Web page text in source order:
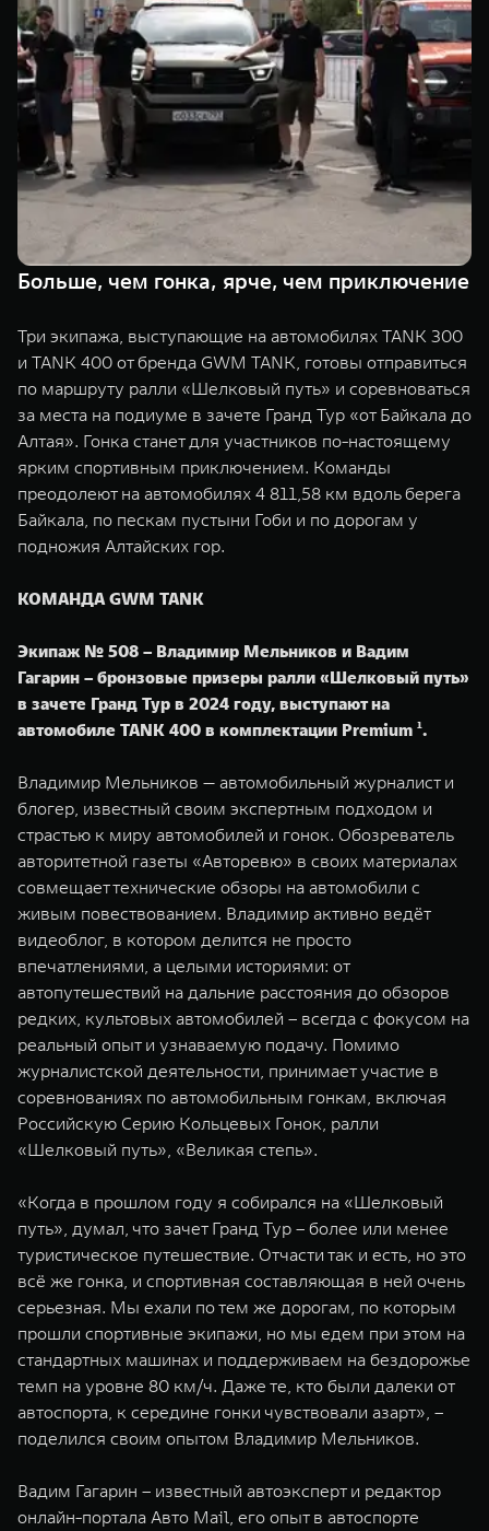
TANK 500
Веди за собой
от 6 499 000 ₽
TANK 700
Сила
от 10 199
WEY 07
Расширяя границы комфорта
от 6 149 000 ₽
WEY 05
Эстетика
WEY 80
Масштаб возможностей
от 6 449 000 ₽
WEY 80
Масштаб
от 8 099
TANK Финансы
Корпоративным клиентам
TANK ФИНАНСЫ
TANK Кредит
TANK Лизинг
TANK Страхование
Сервис
Специальные предложения
Моторные масла
ЦИФРОВЫЕ СЕРВИСЫ TANK
Цифровые сервисы TANK
Подписки
Больше, чем гонка, ярче, чем приключение
Три экипажа, выступающие на автомобилях TANK 300
и TANK 400 от бренда GWM TANK, готовы отправиться
по маршруту ралли «Шелковый путь» и соревноваться
за места на подиуме в зачете Гранд Тур «от Байкала до
Алтая». Гонка станет для участников по-настоящему
ярким спортивным приключением. Команды
преодолеют на автомобилях 4 811,58 км вдоль берега
Байкала, по пескам пустыни Гоби и по дорогам у
подножия Алтайских гор.
КОМАНДА GWM TANK
Экипаж № 508 – Владимир Мельников и Вадим
Гагарин – бронзовые призеры ралли «Шелковый путь»
в зачете Гранд Тур в 2024 году, выступают на
автомобиле TANK 400 в комплектации Premium ¹.
Владимир Мельников — автомобильный журналист и
блогер, известный своим экспертным подходом и
страстью к миру автомобилей и гонок. Обозреватель
авторитетной газеты «Авторевю» в своих материалах
совмещает технические обзоры на автомобили с
живым повествованием. Владимир активно ведёт
видеоблог, в котором делится не просто
впечатлениями, а целыми историями: от
автопутешествий на дальние расстояния до обзоров
редких, культовых автомобилей – всегда с фокусом на
реальный опыт и узнаваемую подачу. Помимо
журналистской деятельности, принимает участие в
соревнованиях по автомобильным гонкам, включая
Российскую Серию Кольцевых Гонок, ралли
«Шелковый путь», «Великая степь».
«Когда в прошлом году я собирался на «Шелковый
путь», думал, что зачет Гранд Тур – более или менее
туристическое путешествие. Отчасти так и есть, но это
всё же гонка, и спортивная составляющая в ней очень
серьезная. Мы ехали по тем же дорогам, по которым
прошли спортивные экипажи, но мы едем при этом на
стандартных машинах и поддерживаем на бездорожье
темп на уровне 80 км/ч. Даже те, кто были далеки от
автоспорта, к середине гонки чувствовали азарт», –
поделился своим опытом Владимир Мельников.
Вадим Гагарин – известный автоэксперт и редактор
онлайн-портала Авто Mail, его опыт в автоспорте